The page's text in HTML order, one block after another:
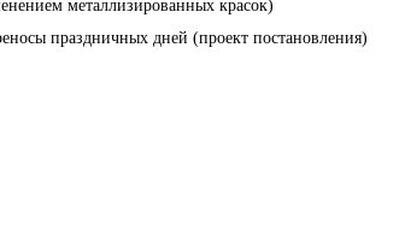
металлизированных красок)
праздничных дней (проект постановления)